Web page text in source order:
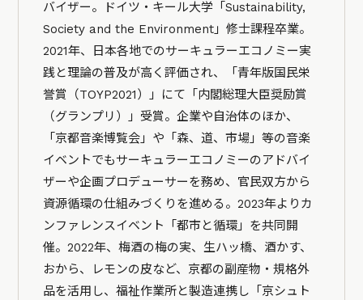
バイザー。ドイツ・キール大学「Sustainability,
Society and the Environment」修士課程卒業。
2021年、日本各地でのサーキュラーエコノミー実
践と理論の普及が高く評価され、「青年版国民栄
誉賞（TOYP2021）」にて「内閣総理大臣奨励賞
（グランプリ）」受賞。企業や自治体のほか、
「京都音楽博覧会」や「森、道、市場」等の音楽
イベントでもサーキュラーエコノミーのアドバイ
ザーや企画プロデューサーを務め、官民双方から
資源循環の仕組みづくりを進める。2023年よりカ
ンファレンスイベント「都市と循環」を共同開
催。2022年、梅酒の梅の実、生ハッ橋、酒かす、
おから、レモンの皮など、京都の副産物・規格外
品を活用し、福祉作業所と製造連携し「京シュト